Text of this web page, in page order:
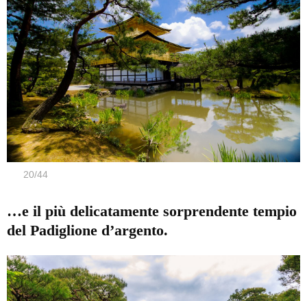
20/44
…e il più delicatamente sorprendente tempio
del Padiglione d’argento.